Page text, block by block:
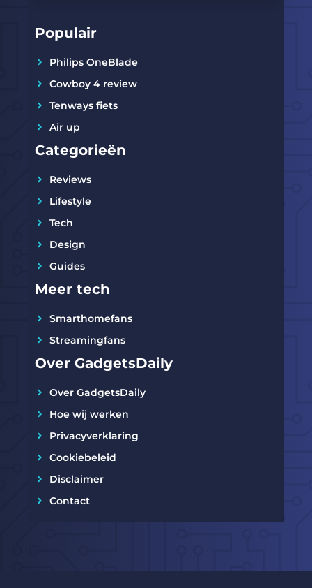
Populair
Philips OneBlade
Cowboy 4 review
Tenways fiets
Air up
Categorieën
Reviews
Lifestyle
Tech
Design
Guides
Meer tech
Smarthomefans
Streamingfans
Over GadgetsDaily
Over GadgetsDaily
Hoe wij werken
Privacyverklaring
Cookiebeleid
Disclaimer
Contact